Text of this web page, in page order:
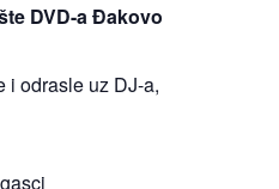
DVD-a Đakovo
i odrasle uz DJ-a,